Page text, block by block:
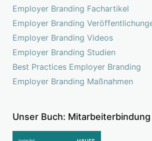
Employer Branding Fachartikel
Employer Branding
Employer Branding Videos
Employer Branding Studien
Best Practices Employer Branding
Employer Branding Maßnahmen
Unser Buch: Mitarbeiterbindung